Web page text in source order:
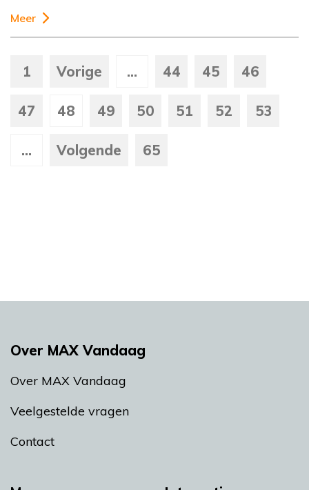
Meer
1 Vorige ... 44 45 46
47 48 49 50 51 52 53
... Volgende 65
Over MAX Vandaag
Over MAX Vandaag
Veelgestelde vragen
Contact